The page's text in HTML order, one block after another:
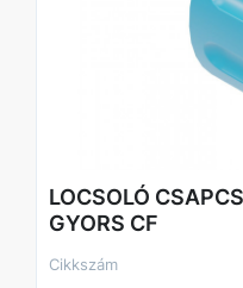
LOCSOLÓ
GYORS CF
Cikkszám